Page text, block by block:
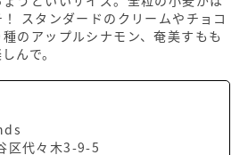
スタンダードのクリームやチョコ
のアップルシナモン、奄美すもも
んで。
区代々木3-9-5